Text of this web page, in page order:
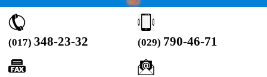
(017) 348-23-32 (029) 790-46-71